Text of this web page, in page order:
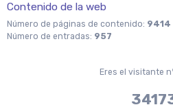
Contenido de la web
Número de páginas de contenido: 9414
Número de entradas: 957
Eres el visitante